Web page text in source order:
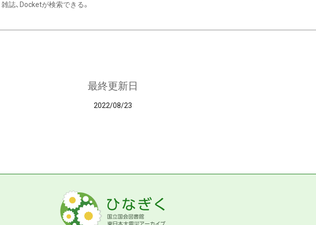
雑誌、Docketが検索できる。
最終更新日
2022/08/23